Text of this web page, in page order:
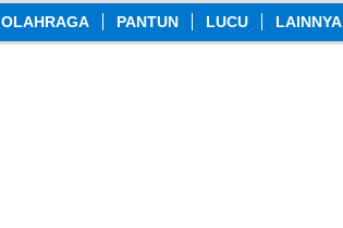
OLAHRAGA PANTUN LUCU LAINNYA